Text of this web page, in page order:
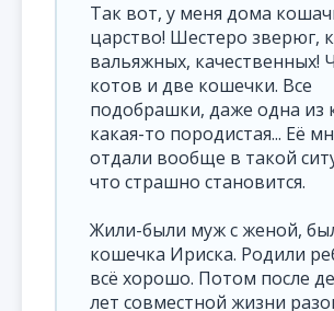
Так вот, у меня дома
царство! Шестеро зверюг,
вальяжных, качественных!
котов и две кошечки. Все
подобрашки, даже одна из
какая-то породистая... Её
отдали вообще в такой
что страшно становится.
Жили-были муж с женой,
кошечка Ириска. Родили
всё хорошо. Потом после
лет совместной жизни